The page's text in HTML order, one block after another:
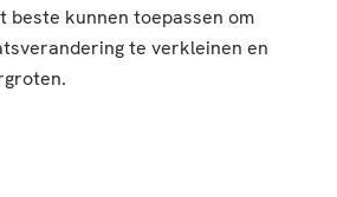
beste kunnen toepassen om
te verkleinen en